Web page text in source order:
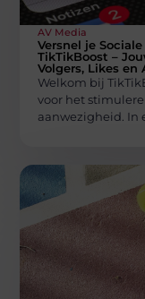
AV Media
Versnel je
TikTikBoost –
Volgers, Likes en
Welkom bij
voor het
aanwezigheid. In